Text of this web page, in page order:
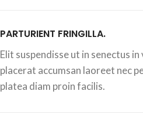
PARTURIENT FRINGILLA.
Elit suspendisse ut in senectus
placerat accumsan laoreet nec
platea diam proin facilis.